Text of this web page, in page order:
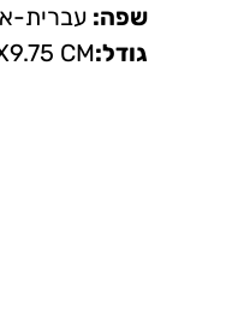
שפה: עברית-
גודל:CM